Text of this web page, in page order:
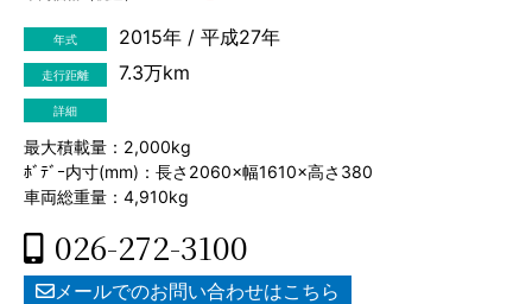
年式 2015年 / 平成27年
走行距離 7.3万km
詳細
最大積載量：2,000kg
ﾎﾞﾃﾞｰ内寸(mm)：長さ2060×幅1610×高さ380
車両総重量：4,910kg
026-272-3100
メールでのお問い合わせはこちら